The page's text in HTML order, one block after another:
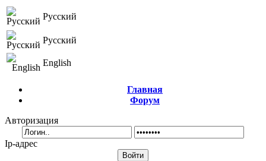
Русский
Русский
English
Главная
Форум
Авторизация
Ip-адрес